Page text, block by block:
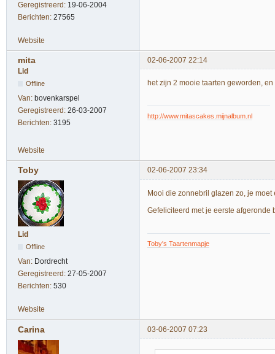
Geregistreerd: 19-06-2004
Berichten: 27565
Website
mita
02-06-2007 22:14
Lid
Offline
Van: bovenkarspel
Geregistreerd: 26-03-2007
Berichten: 3195
het zijn 2 mooie taarten geworden,
http://www.mitascakes.mijnalbum.nl
Website
Toby 02-06-2007 23:34
Lid
Offline
Van: Dordrecht
Geregistreerd: 27-05-2007
Berichten: 530
Mooi die zonnebril glazen zo, je moet
Gefeliciteerd met je eerste afgeronde
Toby's Taartenmapje
Website
Carina 03-06-2007 07:23